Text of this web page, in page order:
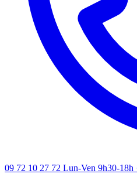
09 72 10 27 72 Lun-Ven 9h30-18h